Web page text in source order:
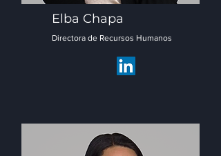
Elba Chapa
Directora de Recursos Humanos